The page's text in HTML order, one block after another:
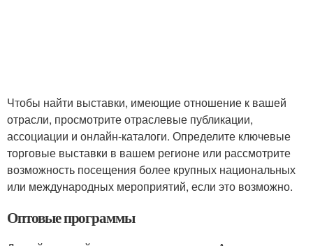
Чтобы найти выставки, имеющие отношение к вашей
отрасли, просмотрите отраслевые публикации,
ассоциации и онлайн-каталоги. Определите ключевые
торговые выставки в вашем регионе или рассмотрите
возможность посещения более крупных национальных
или международных мероприятий, если это возможно.
Оптовые программы